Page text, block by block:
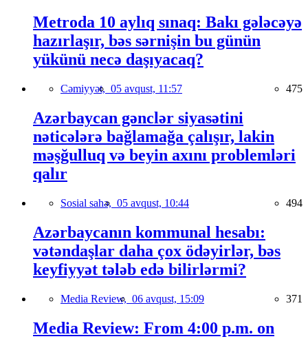
Metroda 10 aylıq sınaq: Bakı gələcəyə
hazırlaşır, bəs sərnişin bu günün
yükünü necə daşıyacaq?
Cəmiyyət, 05 avqust, 11:57 475
Azərbaycan gənclər siyasətini
nəticələrə bağlamağa çalışır, lakin
məşğulluq və beyin axını problemləri
qalır
Sosial sahə, 05 avqust, 10:44 494
Azərbaycanın kommunal hesabı:
vətəndaşlar daha çox ödəyirlər, bəs
keyfiyyət tələb edə bilirlərmi?
Media Review, 06 avqust, 15:09 371
Media Review: From 4:00 p.m. on